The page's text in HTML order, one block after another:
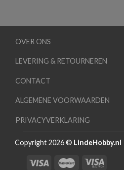
OVER ONS
LEVERING & RETOURNEREN
CONTACT
ALGEMENE VOORWAARDEN
PRIVACYVERKLARING
Copyright 2026 © LindeHobby.nl